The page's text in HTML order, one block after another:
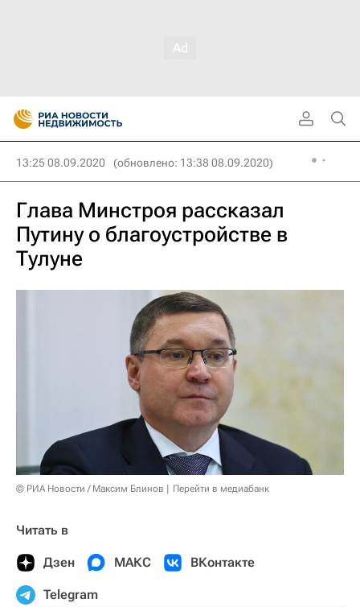
13:25 08.09.2020 (обновлено: 13:38 08.09.2020)
Глава Минстроя рассказал
Путину о благоустройстве в
Тулуне
© РИА Новости / Максим Блинов Перейти в медиабанк
Читать в
Дзен МАКС ВКонтакте
Telegram